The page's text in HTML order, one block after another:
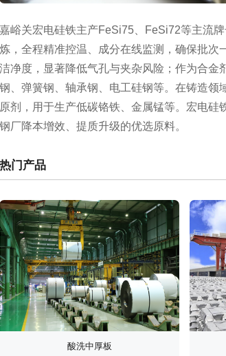
嘉峪关宏电硅铁主产FeSi75、FeSi72等主流
炼，全程精准控温、成分在线监测，确保批
洁净度，显著降低气孔与夹杂风险；作为合
钢、弹簧钢、轴承钢、电工硅钢等。在铸造
原剂，用于生产低碳铬铁、金属锰等。宏电
钢厂降本增效、提质升级的优选原料。
热门产品
酸洗中厚板